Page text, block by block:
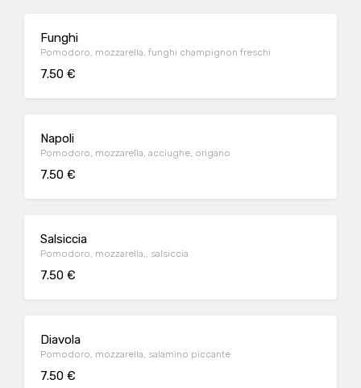
Funghi
Pomodoro, mozzarella, funghi champignon freschi
7.50 €
Napoli
Pomodoro, mozzarella, acciughe, origano
7.50 €
Salsiccia
Pomodoro, mozzarella,, salsiccia
7.50 €
Diavola
Pomodoro, mozzarella, salamino piccante
7.50 €